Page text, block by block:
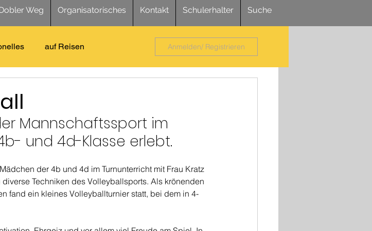
Weg Organisatorisches Kontakt Schulerhalter Suche
auf Reisen Anmelden/ Registrieren
Mannschaftssport im
und 4d-Klasse erlebt.
der 4b und 4d im Turnunterricht mit Frau Kratz
Techniken des Volleyballsports. Als krönenden
fand ein kleines Volleyballturnier statt, bei dem in 4-